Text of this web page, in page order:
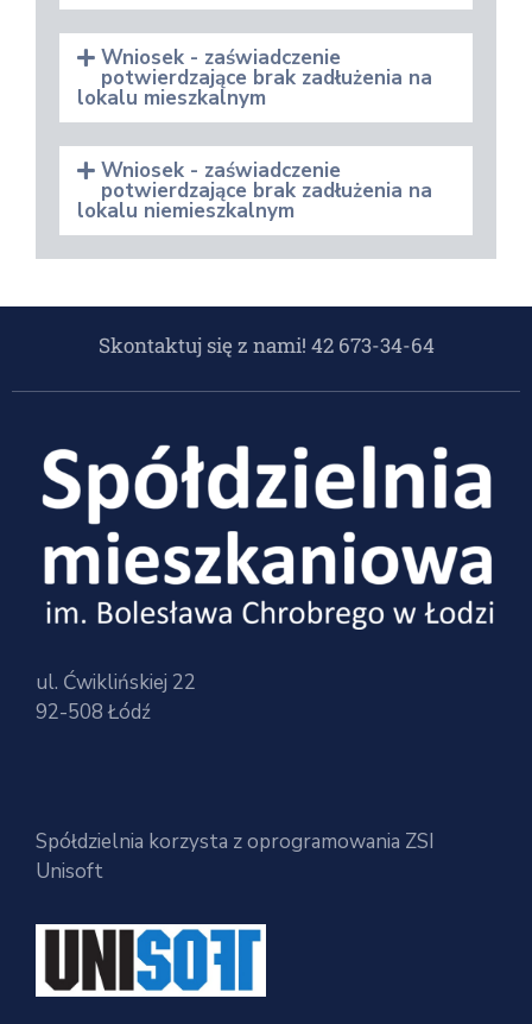
Wniosek - zaświadczenie
potwierdzające brak zadłużenia na
lokalu mieszkalnym
Wniosek - zaświadczenie
potwierdzające brak zadłużenia na
lokalu niemieszkalnym
Skontaktuj się z nami! 42 673-34-64
ul. Ćwiklińskiej 22
92-508 Łódź
Spółdzielnia korzysta z oprogramowania ZSI
Unisoft